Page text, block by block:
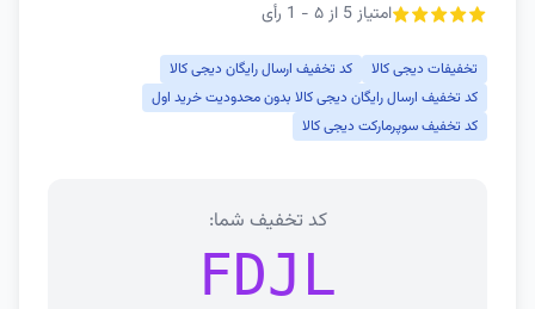
امتیاز 5 از ۵ - 1 رأی
تخفیفات دیجی کالا
کد تخفیف ارسال رایگان دیجی کالا
کد تخفیف ارسال رایگان دیجی کالا بدون محدودیت خرید اول
کد تخفیف سوپرمارکت دیجی کالا
کد تخفیف شما:
FDJL